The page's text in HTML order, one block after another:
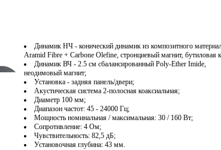
Динамик НЧ - конический динамик из композитного
Aramid Fibre + Carbone Olefine, стронциевый магнит, бутиловая
Динамик ВЧ - 2.5 см сбалансированный Poly-Ether Imide,
неодимовый магнит;
Установка - задняя панель/двери;
Акустическая система 2-полосная коаксиальная;
Диаметр 100 мм;
Диапазон частот: 45 - 24000 Гц;
Мощность номинальная / максимальная: 30 / 160 Вт;
Сопротивление: 4 Ом;
Чувствительность: 82,5 дБ;
Установочная глубина: 43 мм.